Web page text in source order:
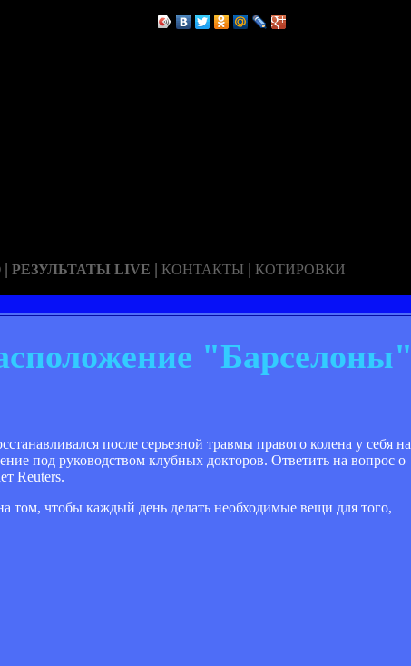
| РЕЗУЛЬТАТЫ LIVE | КОНТАКТЫ | КОТИРОВКИ
"Барселоны"
после серьезной травмы правого колена у себя на
под руководством клубных докторов. Ответить на вопрос о
Reuters.
том, чтобы каждый день делать необходимые вещи для того,